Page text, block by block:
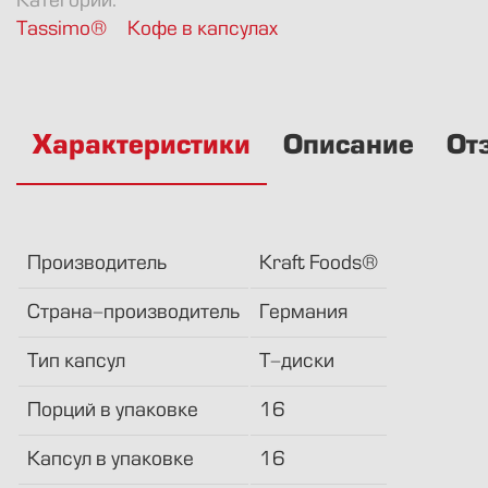
Tassimo®
Кофе в капсулах
Характеристики Описание
Производитель Kraft Foods®
Страна-производитель Германия
Тип капсул T-диски
Порций в упаковке 16
Капсул в упаковке 16